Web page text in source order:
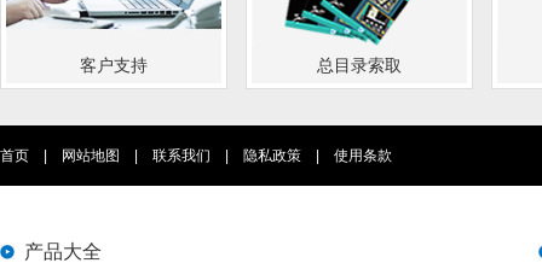
客户支持 总目录索取
首页 网站地图 联系我们 隐私政策 使用条款
产品大全